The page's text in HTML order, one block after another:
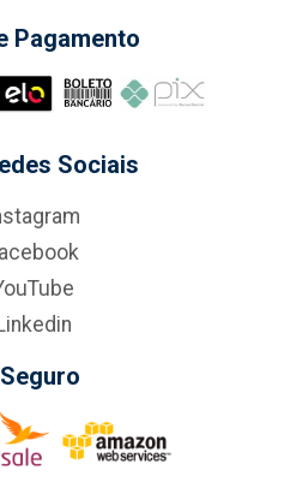
Pagamento
Sociais